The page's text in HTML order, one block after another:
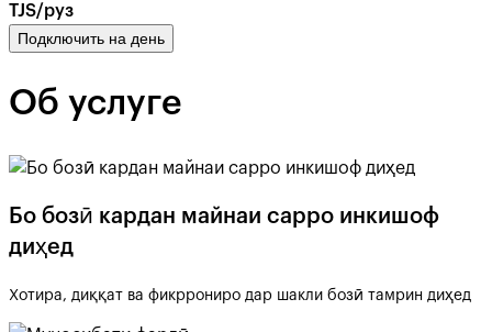
TJS/руз
Подключить на день
Об услуге
Бо бозӣ кардан майнаи сарро инкишоф
диҳед
Хотира, диққат ва фикррониро дар шакли бозӣ тамрин диҳед